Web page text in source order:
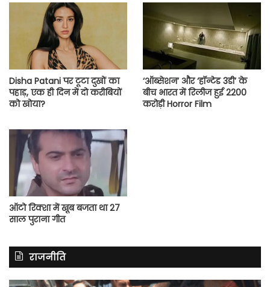
Disha Patani पर टूटा दुखों का
पहाड़, एक ही दिन में दो करीबियों
को खोया?
‘ऑब्सेशन’ और ‘हॉन्टेड 3डी’ के
बीच भारत में रिलीज हुई 2200
करोड़ी Horror Film
ऑटो रिक्शा में खूब बजता था 27
साल पुराना गीत
राजनीति